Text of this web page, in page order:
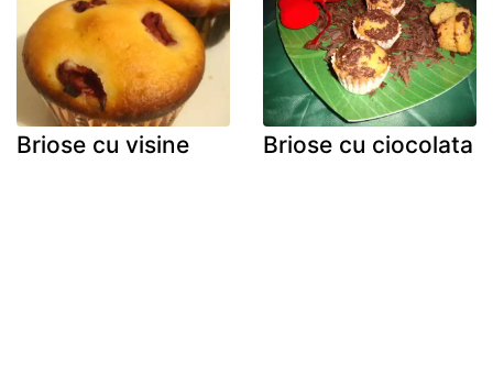
Briose cu visine Briose cu ciocolata